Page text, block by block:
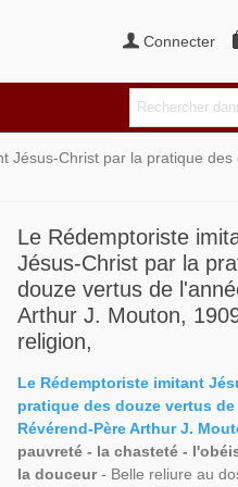
Connecter
Jésus-Christ par la pratique des
Le Rédemptoriste
Jésus-Christ par la
douze vertus de
Arthur J. Mouton,
religion,
Le Rédemptoriste imitant
pratique des douze vertus de
Révérend-Père Arthur J.
pauvreté - la chasteté -
la douceur- Belle reliure au